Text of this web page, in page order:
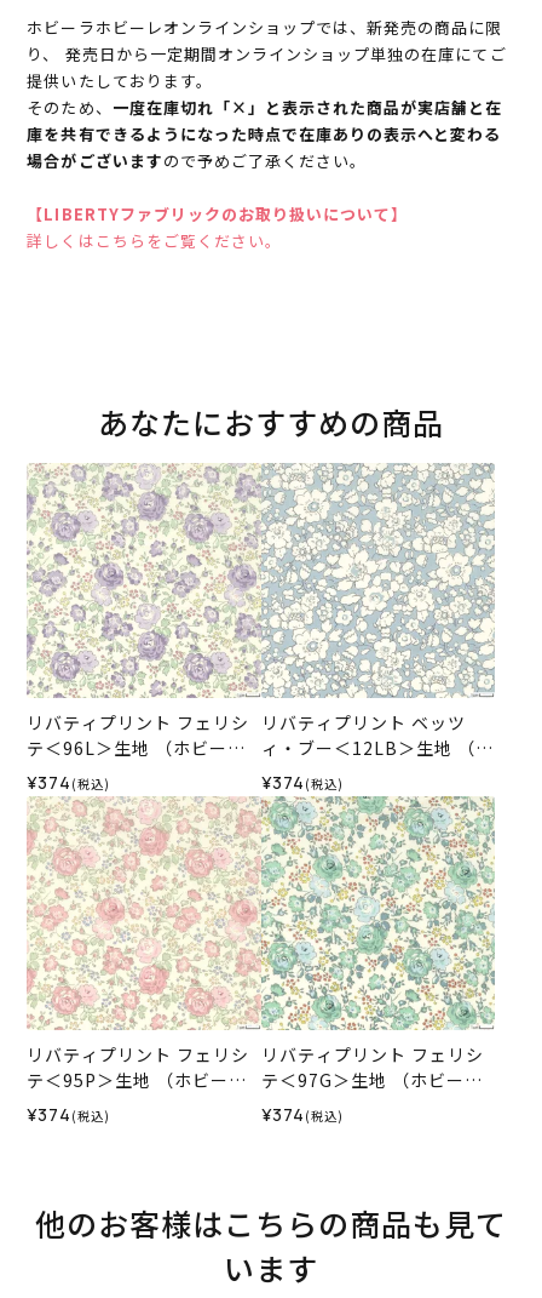
ホビーラホビーレオンラインショップでは、新発売の商品に限
り、 発売日から一定期間オンラインショップ単独の在庫にてご
提供いたしております。
そのため、 一度在庫切れ「×」と表示された商品が実店舗と在
庫を共有できるようになった時点で在庫ありの表示へと変わる
場合がございますので予めご了承ください。
【LIBERTYファブリックのお取り扱いについて】
詳しくはこちらをご覧ください。
あなたにおすすめの商品
リバティプリント フェリシ
テ＜96L＞生地 （ホビーラ
ホビーレオリジナル）2026
SS
¥374 (税込)
リバティプリント ベッツ
ィ・ブー＜12LB＞生地 （ホ
ビーラホビーレオリジナ
ル）2026SS
¥374 (税込)
リバティプリント フェリシ
テ＜95P＞生地 （ホビーラ
ホビーレオリジナル）2026
¥374 (税込)
リバティプリント フェリシ
テ＜97G＞生地 （ホビーラ
ホビーレオリジナル）2026
¥374 (税込)
他のお客様はこちらの商品も見て
います